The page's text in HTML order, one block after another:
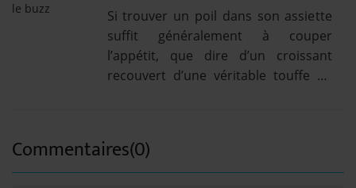
Si trouver un poil dans son assiette
suffit généralement à couper
l’appétit, que dire d’un croissant
recouvert d’une véritable touffe de
Commentaires(0)